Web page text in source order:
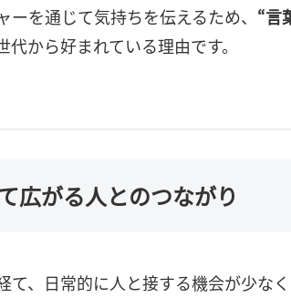
を通じて気持ちを伝えるため、 “言
から好まれている理由です。
広がる人とのつながり
て、日常的に人と接する機会が少な